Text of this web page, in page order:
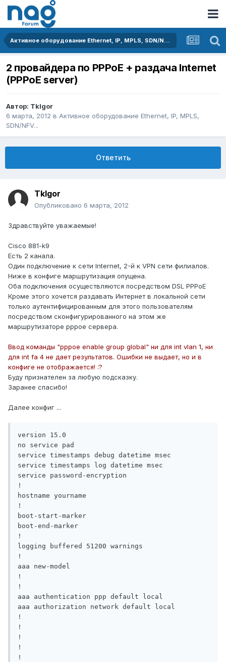
Активное оборудование Ethernet, IP, MPLS, SDN/NFV...
2 провайдера по PPPoE + раздача Internet
(PPPoE server)
Автор: TkIgor
6 марта, 2012 в Активное оборудование Ethernet, IP, MPLS,
SDN/NFV...
Ответить
TkIgor
Опубликовано 6 марта, 2012
Здравствуйте уважаемые!
Cisco 881-k9
Есть 2 канала.
Один подключение к сети Internet, 2-й к VPN сети филиалов.
Ниже в конфиге маршрутизация опущена.
Оба подключения осуществляются посредством DSL PPPoE
Кроме этого хочется раздавать Интернет в локальной сети
только аутентифицированным для этого пользователям
посредством сконфигурированного на этом же
маршрутизаторе pppoe сервера.
Ввод команды "pppoe enable group global" ни для int vlan 1, ни
для int fa 4 не дает результатов. Ошибки не выдает, но и в
конфиге не отображается! :?
Буду признателен за любую подсказку.
Заранее спасибо!
Далее конфиг ...
version 15.0
no service pad
service timestamps debug datetime msec
service timestamps log datetime msec
service password-encryption
!
hostname yourname
!
boot-start-marker
boot-end-marker
!
logging buffered 51200 warnings
!
aaa new-model
!
!
aaa authentication ppp default local
aaa authorization network default local
!
!
!
!
!